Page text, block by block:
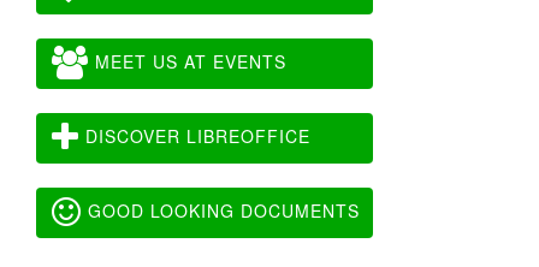
MEET US AT EVENTS
DISCOVER LIBREOFFICE
GOOD LOOKING DOCUMENTS